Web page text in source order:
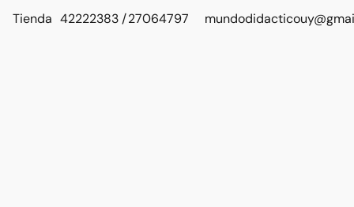
Tienda 42222383 / 27064797